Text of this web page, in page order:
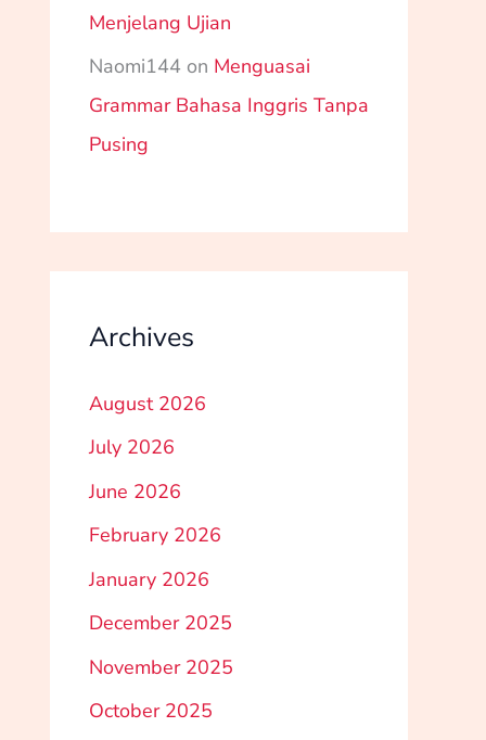
Menjelang Ujian
Naomi144 on Menguasai
Grammar Bahasa Inggris Tanpa
Pusing
Archives
August 2026
July 2026
June 2026
February 2026
January 2026
December 2025
November 2025
October 2025